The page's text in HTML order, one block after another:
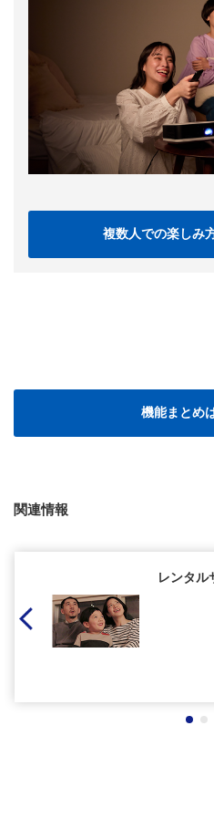
複数人での楽しみ
機能まとめ
関連情報
レンタル